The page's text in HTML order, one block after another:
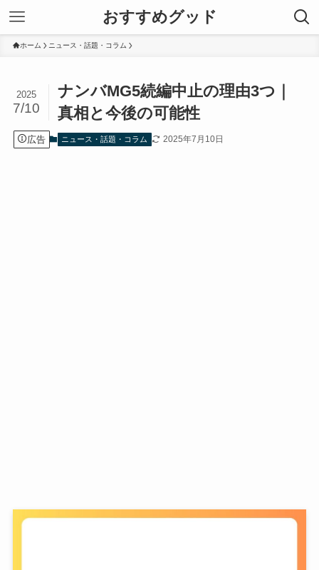
おすすめグッド
ホーム ニュース・話題・コラム
ナンバMG5続編中止の理由3つ｜
真相と今後の可能性
2025
7/10
広告 ニュース・話題・コラム 2025年7月10日